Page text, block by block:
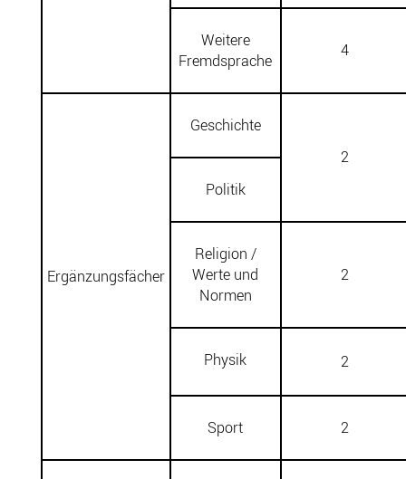
Weitere
Fremdsprache
4
Ergänzungsfächer
Geschichte
2
Politik
Religion /
Werte und
Normen
2
Physik 2
Sport 2